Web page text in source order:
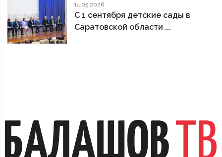
14.05.2026
С 1 сентября детские сады в
Саратовской области ...